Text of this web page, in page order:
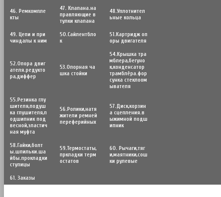
46. Ремкомпле
кты
47. Клапана.на
правляющие в
тулки клапана
48.Уплотнител
ьные кольца
49. Цепи и при
чиндалы к ним
50.Сайлентбло
к
51.Картридж оп
оры двигателя
52.Опора двиг
ателя.редукто
ра,диффер
53.Опорная ча
шка стойки
54.Крышка тра
мблера,бегуно
к,конденсатор
трамблёра.фор
сунка стеклоом
ывателя
55.Резинка глу
шителя,подуш
ка глушителя,п
одшипник под
весной,эластич
ная муфта
56.Poлики,натя
жители ремней
переферийных
57.Диск,корзин
а сцепления.в
ыжимной подш
ипник
58.Гайки,болт
ы.шпильки.ша
йбы.прокладки
ступицы
59.Термостаты,
пркладки терм
остатов
60. Рычаги,тяг
и,маятники,сош
ки рулевые
61. Заказы